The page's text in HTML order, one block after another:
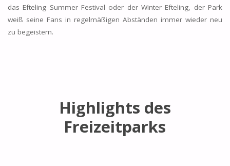
das Efteling Summer Festival oder der Winter Efteling, der Park
weiß seine Fans in regelmäßigen Abständen immer wieder neu
zu begeistern.
Highlights des
Freizeitparks